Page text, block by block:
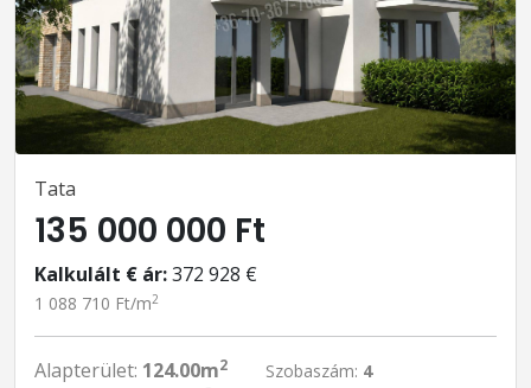
Tata
135 000 000 Ft
Kalkulált € ár:372 928 €
1 088 710 Ft/m2
Alapterület: 124.00m2 Szobaszám: 4